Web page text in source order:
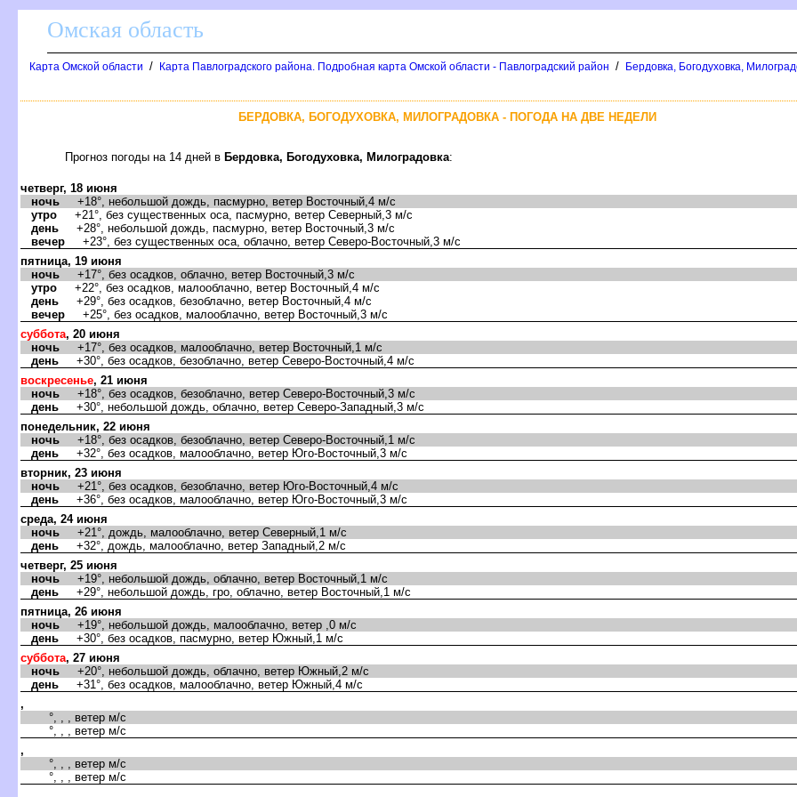
Омская область
Карта Омской области / Карта Павлоградского района. Подробная карта Омской области - Павлоградский район / Бердовка, Богодуховка,
БЕРДОВКА, БОГОДУХОВКА, МИЛОГРАДОВКА - ПОГОДА НА ДВЕ НЕДЕЛИ
Прогноз погоды на 14 дней Бердовка, Богодуховка, Милоградовка:
четверг, 18 июня
ночь +18°, небольшой дождь, пасмурно, ветер Восточный,4 м/с
утро +21°, без существенных оса, пасмурно, ветер Северный,3 м/с
день +28°, небольшой дождь, пасмурно, ветер Восточный,3 м/с
ечер +23°, без существенных оса, облачно, ветер Северо-Восточный,3 м/с
пятница, 19 июня
ночь +17°, без осадков, облачно, ветер Восточный,3 м/с
утро +22°, без осадков, малооблачно, ветер Восточный,4 м/с
день +29°, без осадков, безоблачно, ветер Восточный,4 м/с
ечер +25°, без осадков, малооблачно, ветер Восточный,3 м/с
суббота, 20 июня
ночь +17°, без осадков, малооблачно, ветер Восточный,1 м/с
день +30°, без осадков, безоблачно, ветер Северо-Восточный,4 м/с
оскресенье, 21 июня
ночь +18°, без осадков, безоблачно, ветер Северо-Восточный,3 м/с
день +30°, небольшой дождь, облачно, ветер Северо-Западный,3 м/с
понедельник, 22 июня
ночь +18°, без осадков, безоблачно, ветер Северо-Восточный,1 м/с
день +32°, без осадков, малооблачно, ветер Юго-Восточный,3 м/с
торник, 23 июня
ночь +21°, без осадков, безоблачно, ветер Юго-Восточный,4 м/с
день +36°, без осадков, малооблачно, ветер Юго-Восточный,3 м/с
среда, 24 июня
ночь +21°, дождь, малооблачно, ветер Северный,1 м/с
день +32°, дождь, малооблачно, ветер Западный,2 м/с
четверг, 25 июня
ночь +19°, небольшой дождь, облачно, ветер Восточный,1 м/с
день +29°, небольшой дождь, гро, облачно, ветер Восточный,1 м/с
пятница, 26 июня
ночь +19°, небольшой дождь, малооблачно, ветер ,0 м/с
день +30°, без осадков, пасмурно, ветер Южный,1 м/с
суббота, 27 июня
ночь +20°, небольшой дождь, облачно, ветер Южный,2 м/с
день +31°, без осадков, малооблачно, ветер Южный,4 м/с
,
°, , , ветер м/с
°, , , ветер м/с
,
°, , , ветер м/с
°, , , ветер м/с